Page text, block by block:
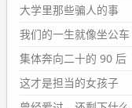
大学里那些骗人的事
我们的一生就像坐公车
集体奔向二十的 90 后
这才是担当的女孩子